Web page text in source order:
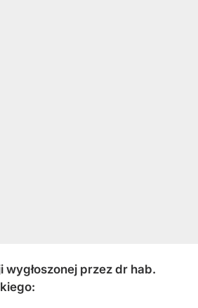
wygłoszonej przez dr hab.